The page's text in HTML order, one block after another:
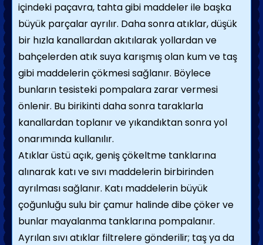
içindeki paçavra, tahta gibi maddeler ile başka
büyük parçalar ayrılır. Daha sonra atıklar, düşük
bir hızla kanallardan akıtılarak yollardan ve
bahçelerden atık suya karışmış olan kum ve taş
gibi maddelerin çökmesi sağlanır. Böylece
bunların tesisteki pompala­ra zarar vermesi
önlenir. Bu birikinti daha sonra taraklarla
kanallardan toplanır ve yı­kandıktan sonra yol
onarımında kullanılır.
Atıklar üstü açık, geniş çökeltme tankları­na
alınarak katı ve sıvı maddelerin birbirin­den
ayrılması sağlanır. Katı maddelerin bü­yük
çoğunluğu sulu bir çamur halinde dibe çöker ve
bunlar mayalanma tanklarına pom­palanır.
Ayrılan sıvı atıklar filtrelere gönderilir; taş ya da